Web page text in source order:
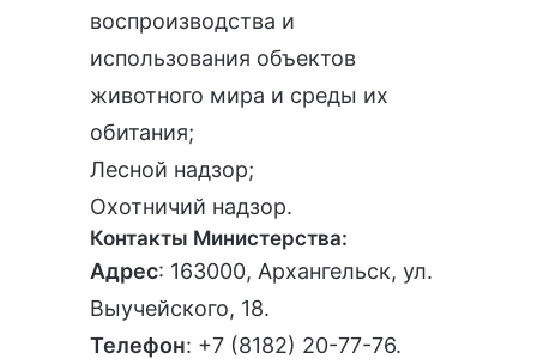
воспроизводства и
использования объектов
животного мира и среды их
обитания;
Лесной надзор;
Охотничий надзор.
Контакты Министерства:
Адрес: 163000, Архангельск, ул.
Выучейского, 18.
Телефон: +7 (8182) 20-77-76.